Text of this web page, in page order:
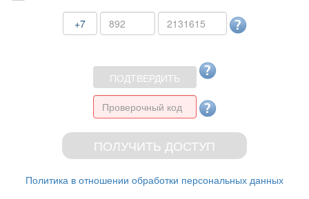
+7
Политика в отношении обработки персональных данных